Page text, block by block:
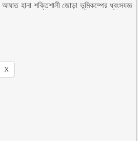
হানা শক্তিশালী জোড়া ভূমিকম্পের ধ্বংসযজ্ঞ
X